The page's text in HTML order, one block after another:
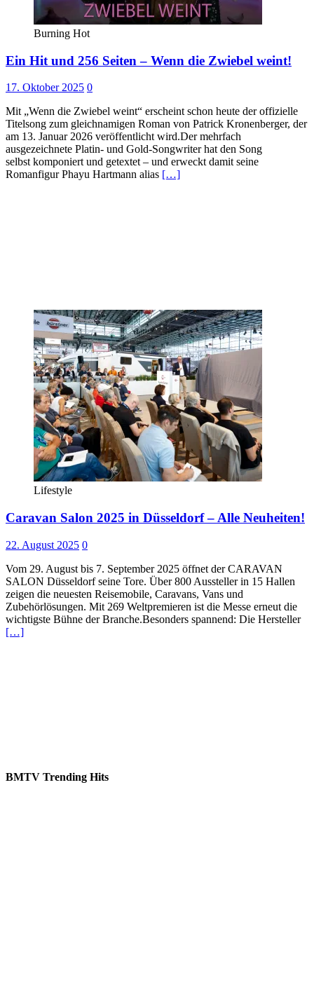
Burning Hot
Ein Hit und 256 Seiten – Wenn die Zwiebel weint!
17. Oktober 2025 0
Mit „Wenn die Zwiebel weint“ erscheint schon heute der offizielle
Titelsong zum gleichnamigen Roman von Patrick Kronenberger, der
am 13. Januar 2026 veröffentlicht wird.Der mehrfach
ausgezeichnete Platin- und Gold-Songwriter hat den Song
selbst komponiert und getextet – und erweckt damit seine
Romanfigur Phayu Hartmann alias […]
Lifestyle
Caravan Salon 2025 in Düsseldorf – Alle Neuheiten!
22. August 2025 0
Vom 29. August bis 7. September 2025 öffnet der CARAVAN
SALON Düsseldorf seine Tore. Über 800 Aussteller in 15 Hallen
zeigen die neuesten Reisemobile, Caravans, Vans und
Zubehörlösungen. Mit 269 Weltpremieren ist die Messe erneut die
wichtigste Bühne der Branche.Besonders spannend: Die Hersteller
[…]
BMTV Trending Hits